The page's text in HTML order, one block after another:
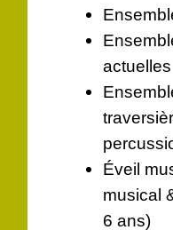
Éveil
musical
6 ans)